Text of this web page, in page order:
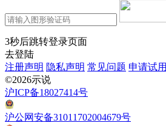
3秒后跳转登录页面
去登陆
注册声明 隐私声明 常见问题 申请试用
©2026示说
沪ICP备18027414号
沪公网安备31011702004679号